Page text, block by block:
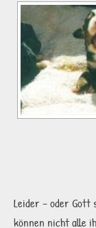
Leider – oder Gott
können nicht alle